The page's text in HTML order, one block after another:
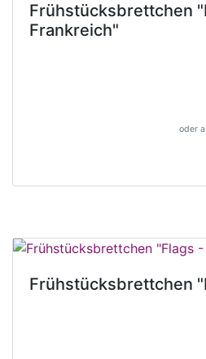
Frühstücksbrettchen
Frankreich"
oder
Frühstücksbrettchen